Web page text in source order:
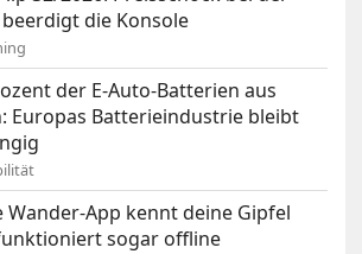
beerdigt die Konsole
der E-Auto-Batterien aus
Europas Batterieindustrie bleibt
Wander-App kennt deine Gipfel
sogar offline